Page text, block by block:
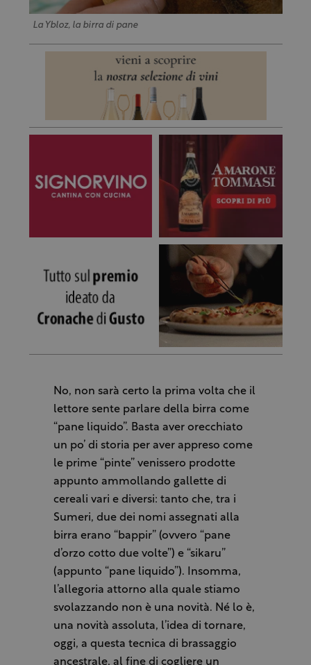
La Ybloz, la birra di pane
No, non sarà certo la prima volta che il
lettore sente parlare della birra come
“pane liquido”. Basta aver orecchiato
un po’ di storia per aver appreso come
le prime “pinte” venissero prodotte
appunto ammollando gallette di
cereali vari e diversi: tanto che, tra i
Sumeri, due dei nomi assegnati alla
birra erano “bappir” (ovvero “pane
d’orzo cotto due volte”) e “sikaru”
(appunto “pane liquido”). Insomma,
l’allegoria attorno alla quale stiamo
svolazzando non è una novità. Né lo è,
una novità assoluta, l’idea di tornare,
oggi, a questa tecnica di brassaggio
ancestrale, al fine di cogliere un